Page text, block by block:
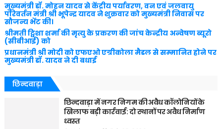
मुख्यमंत्री डॉ. मोहन यादव से केंद्रीय पर्यावरण, वन एवं जलवायु
परिवर्तन मंत्री श्री भूपेन्द्र यादव ने शुक्रवार को मुख्यमंत्री निवास पर
सौजन्य भेंट की।
श्रीमती ट्विशा शर्मा की मृत्यु के प्रकरण की जांच केन्द्रीय अन्वेषण ब्यूरो
(सीबीआई) को
प्रधानमंत्री श्री मोदी को एफएओ एग्रीकोला मैडल से सम्मानित होने पर
मुख्यमंत्री डॉ. यादव ने दी बधाई
छिन्दवाड़ा
छिन्दवाड़ा में नगर निगम की अवैध कॉलोनियों के
खिलाफ बड़ी कार्रवाई: दो स्थानों पर अवैध निर्माण
ध्वस्त